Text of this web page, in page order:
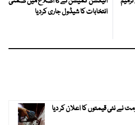
انتخابات کا شیڈول جاری کردیا
نے نئی قیمتوں کا اعلان کر دیا